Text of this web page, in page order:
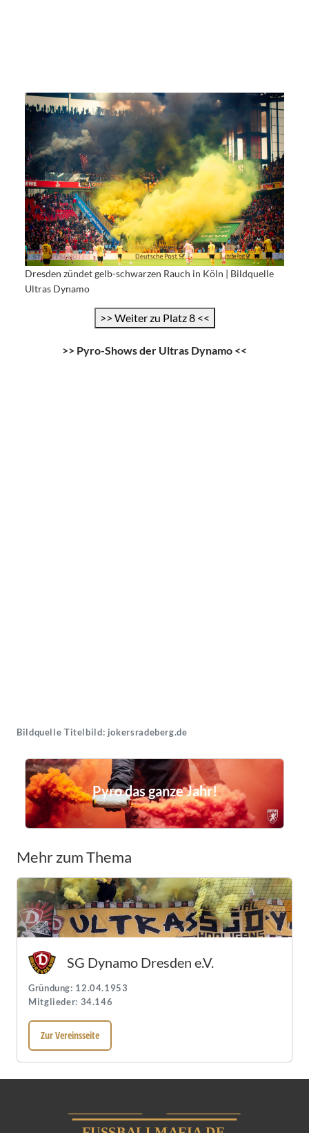
Dresden zündet gelb-schwarzen Rauch in Köln | Bildquelle
Ultras Dynamo
>> Weiter zu Platz 8 <<
>> Pyro-Shows der Ultras Dynamo <<
Bildquelle Titelbild: jokersradeberg.de
Pyro das ganze Jahr!
Mehr zum Thema
SG Dynamo Dresden e.V.
Gründung: 12.04.1953
Mitglieder: 34.146
Zur Vereinsseite